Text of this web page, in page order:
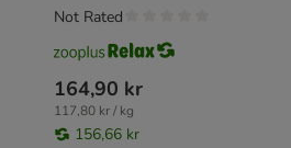
164,90 kr
117,80 kr / kg
156,66 kr
Not Rated